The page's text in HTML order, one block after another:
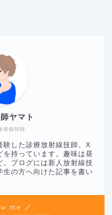
射線技師
ヤマト
験した診療放射線技師。X
持っています。趣味は昼
ブログには新人放射線技
生の方へ向けた記事を書い
me ／